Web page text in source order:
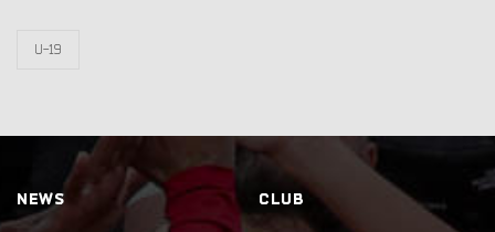
U-19
NEWS CLUB